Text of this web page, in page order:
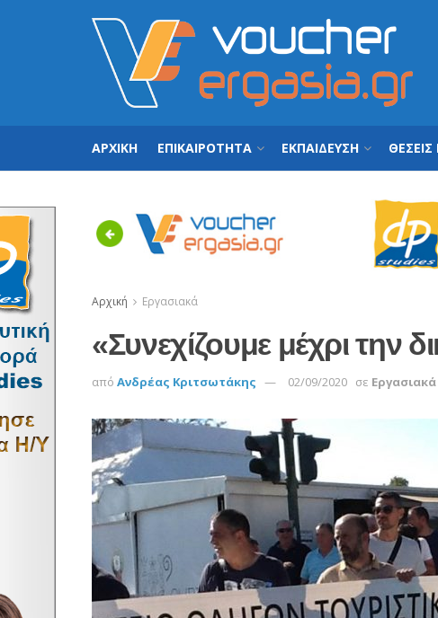
ΑΡΧΙΚΗ ΕΠΙΚΑΙΡΟΤΗΤΑ ΕΚΠΑΙΔΕΥΣΗ ΘΕΣΕΙΣ
Previous
Αρχική Εργασιακά
«Συνεχίζουμε μέχρι την
από Ανδρέας Κριτσωτάκης 02/09/2020 σε Εργασιακά